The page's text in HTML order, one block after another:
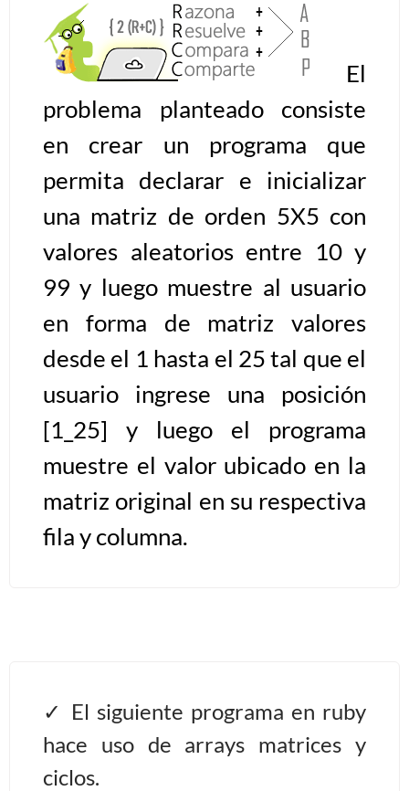
Algoritmos II [Ingresar]
Ver/Ocultar temario
Prueba de escritorio Ξ Manejo
cadenas de texto Ξ Funciones con
cadenas Ξ Procedimientos Ξ
unidimensionales (vectores) Ξ
Arreglos bidimensionales (matrices)
Ξ Arreglos multidimensionales Ξ
Métodos de ordenamiento (burbuja,
selección, inserción, shell) Ξ
Métodos de búsqueda (secuencial,
>> Ingresar YA a este tutorial
Estructuras de Datos I
[Ingresar]
ligadas (LSL, LSLC, LDL, LDLC) Ξ
Matrices dispersas Ξ
Representación de árboles Ξ
El
problema planteado consiste
en crear un programa que
permita declarar e inicializar
una matriz de orden 5X5 con
valores aleatorios entre 10 y
99 y luego muestre al usuario
en forma de matriz valores
desde el 1 hasta el 25 tal que el
usuario ingrese una posición
[1_25] y luego el programa
muestre el valor ubicado en la
matriz original en su respectiva
fila y columna.
El siguiente programa en ruby
hace uso de arrays matrices y
ciclos.